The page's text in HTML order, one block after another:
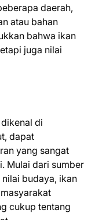
daerah,
atau bahan
bahwa ikan
juga nilai
di
dapat
yang sangat
Mulai dari sumber
budaya, ikan
cukup tentang